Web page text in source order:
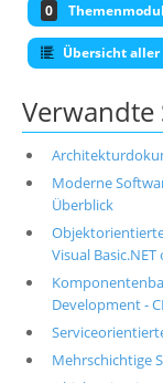
0
Übersicht aller
Verwandte
Moderne
Überblick
Objektorientierte
Visual Basic.NET
Development -
Mehrschichtige